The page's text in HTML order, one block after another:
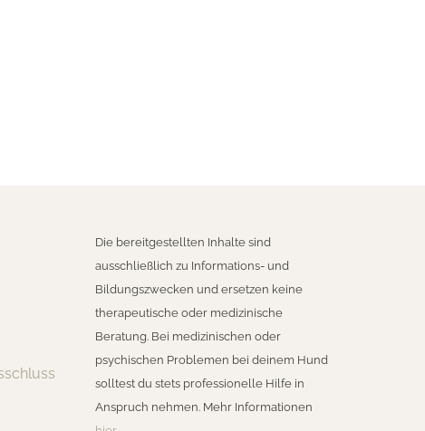
Die bereitgestellten Inhalte sind
ausschließlich zu Informations- und
Bildungszwecken und ersetzen keine
therapeutische oder medizinische
Beratung. Bei medizinischen oder
psychischen Problemen bei deinem Hund
solltest du stets professionelle Hilfe in
Anspruch nehmen. Mehr Informationen